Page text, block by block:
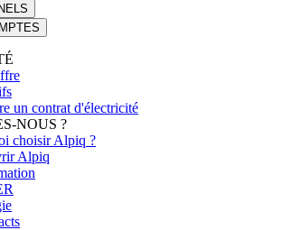
un contrat d'électricité
NOUS ?
choisir Alpiq ?
Alpiq